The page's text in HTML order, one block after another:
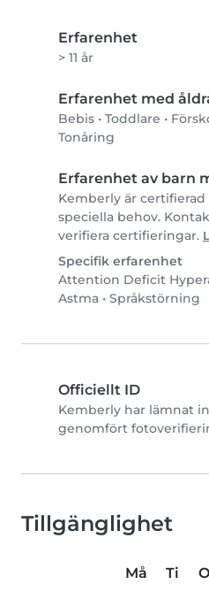
Erfarenhet
> 11 år
Erfarenhet med
Bebis • Toddlare •
Tonåring
Erfarenhet av barn
Kemberly är
speciella behov.
verifiera certifieringar.
Specifik erfarenhet
Attention Deficit
Astma • Språkstörning
Officiellt ID
Kemberly har lämnat
genomfört
Tillgänglighet
Må Ti